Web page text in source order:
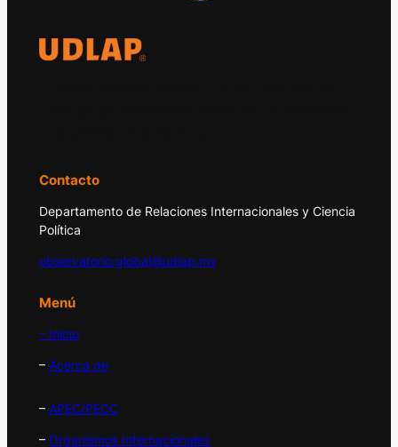
Contacto
Departamento de Relaciones Internacionales y Ciencia
Política
observatorio.global@udlap.mx
Menú
– Inicio
– Acerca de
– APEC/PECC
– Organismos Internacionales